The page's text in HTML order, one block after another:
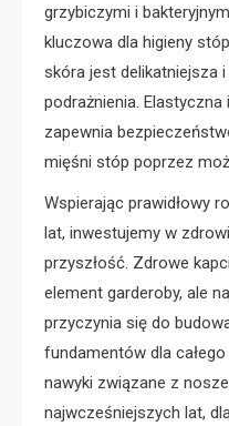
grzybiczymi i
kluczowa dla higieny
skóra jest delikatniejsza
podrażnienia.
zapewnia
mięśni stóp poprzez
Wspierając prawidłowy
lat, inwestujemy w
przyszłość. Zdrowe
element garderoby, ale
przyczynia się do
fundamentów dla
nawyki związane z
najwcześniejszych lat,